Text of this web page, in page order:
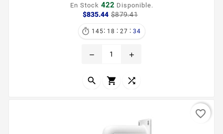
En Stock 422 Disponible.
$835.44 $879.41
 145: 18 : 27 : 33
remove add
  
favorite_border